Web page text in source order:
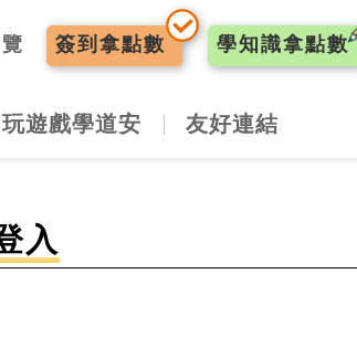
簽到 拿點數 學知識拿點數
玩遊戲學道安 友好連結
入